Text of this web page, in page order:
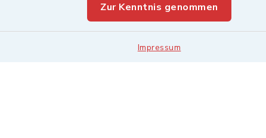
Zur Kenntnis genommen
Impressum
16:00-18:00 Uhr
Mittwoch zusätzlich
16:00-18:00 Uhr